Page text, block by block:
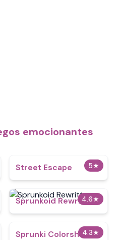
emocionantes
5★
Street Escape
4.6★
Sprunkoid Rewritten
4.3★
Sprunki Colorshifted